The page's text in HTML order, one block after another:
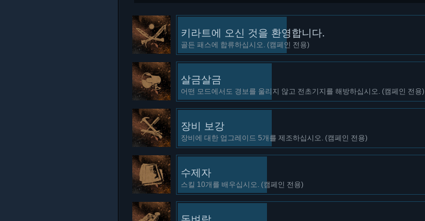
키라트에 오신 것을 환영합니다.
골든 패스에 합류하십시오. (캠페인 전용)
살금살금
어떤 모드에서도 경보를 울리지 않고 전초기지를 해방하십시오. (캠페인 전용)
장비 보강
장비에 대한 업그레이드 5개를 제조하십시오. (캠페인 전용)
수제자
스킬 10개를 배우십시오. (캠페인 전용)